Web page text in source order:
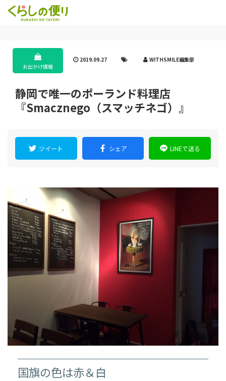
お出かけ情報
2019.09.27 WITHSMILE編集部
静岡で唯一のポーランド料理店
『Smacznego（スマッチネゴ）』
ツイート シェア LINEで送る
国旗の色は赤＆白